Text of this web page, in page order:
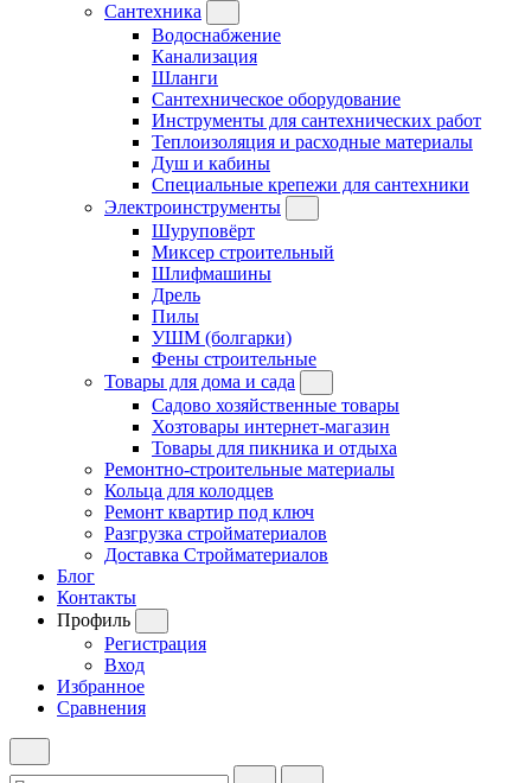
Сантехника
Водоснабжение
Канализация
Шланги
Сантехническое оборудование
Инструменты для сантехнических работ
Теплоизоляция и расходные материалы
Душ и кабины
Специальные крепежи для сантехники
Электроинструменты
Шуруповёрт
Миксер строительный
Шлифмашины
Дрель
Пилы
УШМ (болгарки)
Фены строительные
Товары для дома и сада
Садово хозяйственные товары
Хозтовары интернет-магазин
Товары для пикника и отдыха
Ремонтно-строительные материалы
Кольца для колодцев
Ремонт квартир под ключ
Разгрузка стройматериалов
Доставка Стройматериалов
Блог
Контакты
Профиль
Регистрация
Вход
Избранное
Сравнения